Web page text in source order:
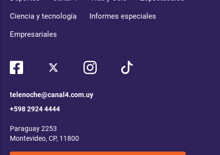
Ciencia y tecnología Informes especiales
Empresariales
telenoche@canal4.com.uy
+598 2924 4444
Paraguay 2253
Montevideo, CP, 11800